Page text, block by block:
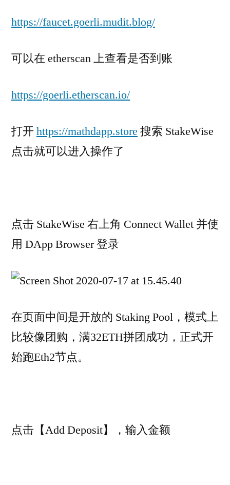
https://faucet.goerli.mudit.blog/
可以在 etherscan 上查看是否到账
https://goerli.etherscan.io/
打开 https://mathdapp.store 搜索 StakeWise
点击就可以进入操作了
点击 StakeWise 右上角 Connect Wallet 并使
用 DApp Browser 登录
在页面中间是开放的 Staking Pool，模式上
比较像团购，满32ETH拼团成功，正式开
始跑Eth2节点。
点击【Add Deposit】，输入金额